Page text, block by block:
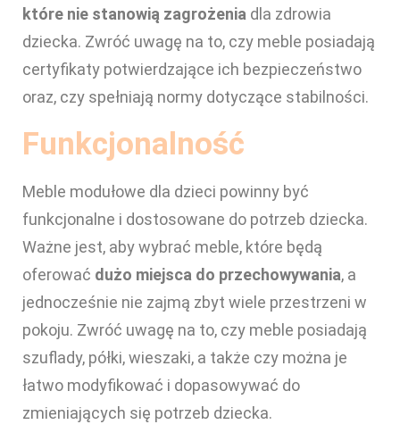
które nie stanowią zagrożenia dla zdrowia
dziecka. Zwróć uwagę na to, czy meble posiadają
certyfikaty potwierdzające ich bezpieczeństwo
oraz, czy spełniają normy dotyczące stabilności.
Funkcjonalność
Meble modułowe dla dzieci powinny być
funkcjonalne i dostosowane do potrzeb dziecka.
Ważne jest, aby wybrać meble, które będą
oferować dużo miejsca do przechowywania, a
jednocześnie nie zajmą zbyt wiele przestrzeni w
pokoju. Zwróć uwagę na to, czy meble posiadają
szuflady, półki, wieszaki, a także czy można je
łatwo modyfikować i dopasowywać do
zmieniających się potrzeb dziecka.